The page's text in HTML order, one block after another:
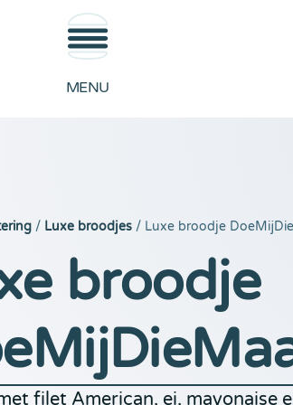
MENU
/ Luxe broodjes / Luxe broodje
broodje
filet American, ei, mayonaise